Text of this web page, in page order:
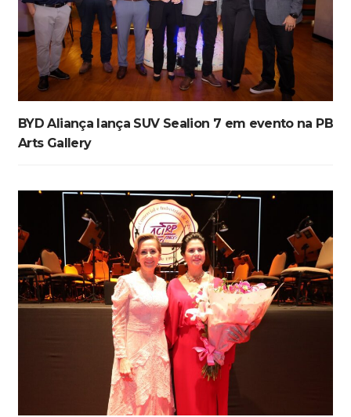
BYD Aliança lança SUV Sealion 7 em evento na PB
Arts Gallery